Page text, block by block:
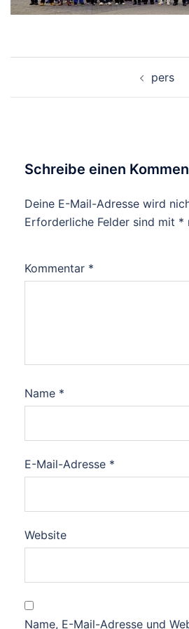
pers
Schreibe einen
Deine E-Mail-Adresse wird
Erforderliche Felder sind mit *
Kommentar *
Name *
E-Mail-Adresse *
Website
Name, E-Mail-Adresse und